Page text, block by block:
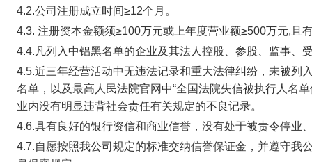
4.2.公司注册成立时间≥12个月。
4.3. 注册资本金额须≥100万元或上年度营业额≥500万元,且
4.4.凡列入中铝黑名单的企业及其法人控股、参股、监事、
4.5.近三年经营活动中无违法记录和重大法律纠纷，未被列
名单，以及最高人民法院官网中“全国法院失信被执行人名
业内没有明显违背社会责任有关规定的不良记录。
4.6.具有良好的银行资信和商业信誉，没有处于被责令停业
4.7.自愿按照我公司规定的标准交纳信誉保证金，并遵守我